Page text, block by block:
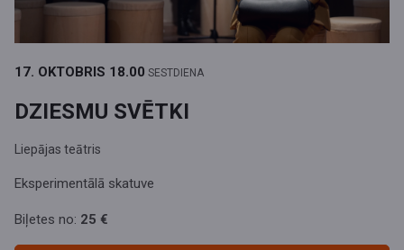
17. OKTOBRIS 18.00 SESTDIENA
DZIESMU SVĒTKI
Liepājas teātris
Eksperimentālā skatuve
Biļetes no: 25 €